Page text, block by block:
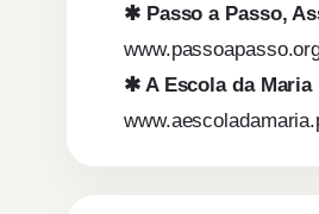
✱ Passo a Passo,
✱ A Escola da Maria